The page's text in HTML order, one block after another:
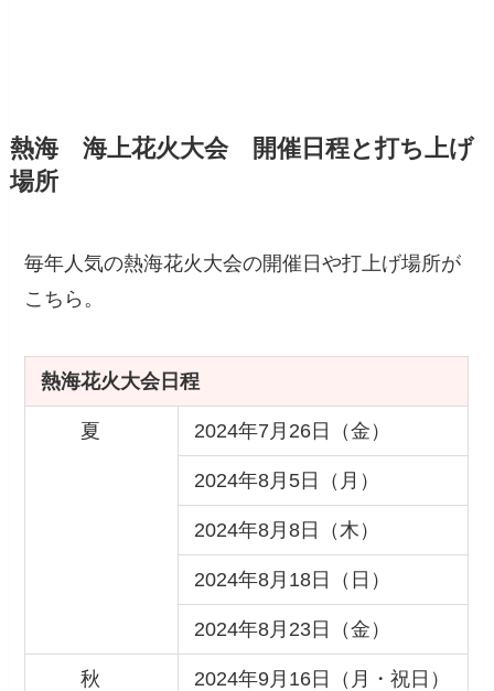
熱海 海上花火大会 開催日程と打ち上げ
場所
毎年人気の熱海花火大会の開催日や打上げ場所が
こちら。
熱海花火大会日程
夏 2024年7月26日（金）
2024年8月5日（月）
2024年8月8日（木）
2024年8月18日（日）
2024年8月23日（金）
秋 2024年9月16日（月・祝日）